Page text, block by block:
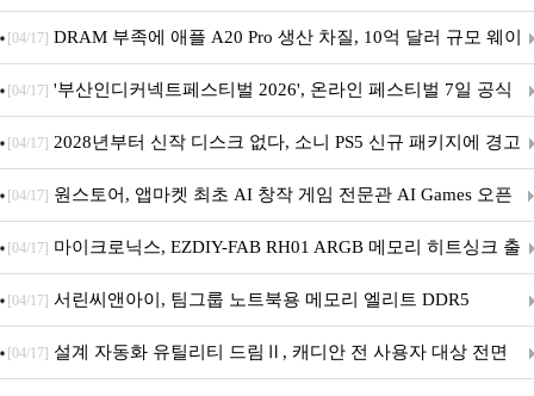
[04/17] DRAM 부족에 애플 A20 Pro 생산 차질, 10억 달러 규모 웨이
퍼 대기
[04/17] '부산인디커넥트페스티벌 2026', 온라인 페스티벌 7일 공식
개막... 22일간 진행
[04/17] 2028년부터 신작 디스크 없다, 소니 PS5 신규 패키지에 경고
문 추가
[04/17] 원스토어, 앱마켓 최초 AI 창작 게임 전문관 AI Games 오픈
[04/17] 마이크로닉스, EZDIY-FAB RH01 ARGB 메모리 히트싱크 출
시
[04/17] 서린씨앤아이, 팀그룹 노트북용 메모리 엘리트 DDR5
5600MHz 16GB 출시
[04/17] 설계 자동화 유틸리티 드림Ⅱ, 캐디안 전 사용자 대상 전면